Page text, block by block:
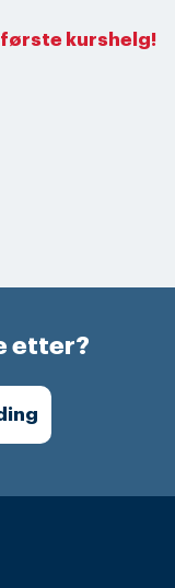
første kurshelg!
etter?